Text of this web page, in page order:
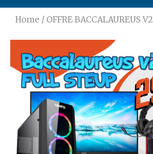
Home / OFFRE BACCALAUREUS V2